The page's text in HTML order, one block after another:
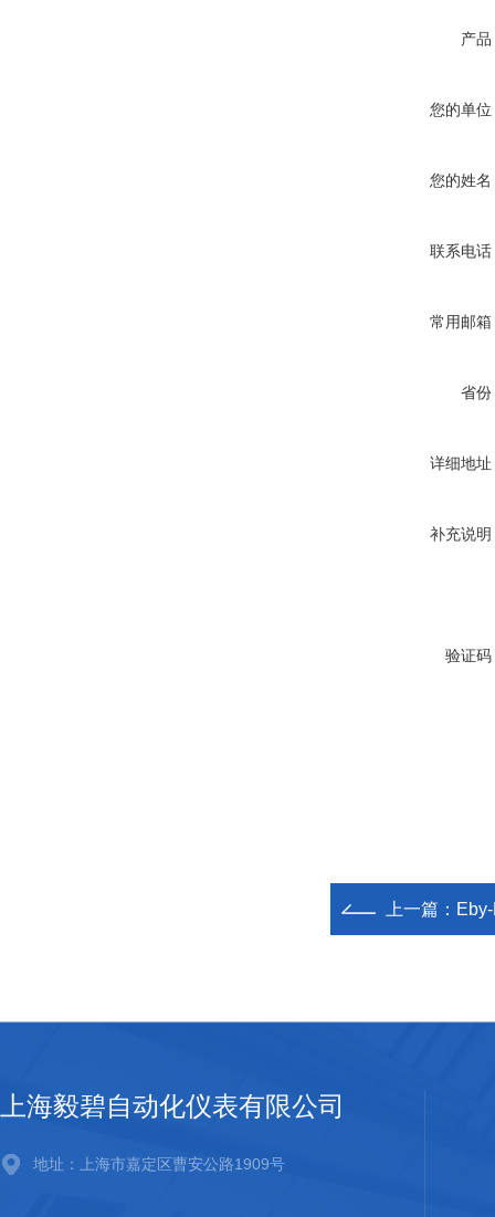
产品
您的单位
您的姓名
联系电话
常用邮箱
省份
详细地址
补充说明
验证码
上一篇：
上海毅碧自动化仪表有限公司
地址：上海市嘉定区曹安公路1909号